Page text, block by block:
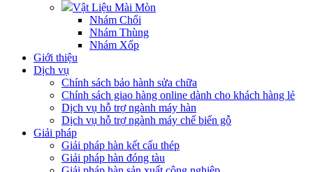
Vật Liệu Mài Mòn
Nhám Chổi
Nhám Thùng
Nhám Xốp
Giới thiệu
Dịch vụ
Chính sách bảo hành sửa chữa
Chính sách giao hàng online dành cho khách hàng lẻ
Dịch vụ hỗ trợ ngành máy hàn
Dịch vụ hỗ trợ ngành máy chế biến gỗ
Giải pháp
Giải pháp hàn kết cấu thép
Giải pháp hàn đóng tàu